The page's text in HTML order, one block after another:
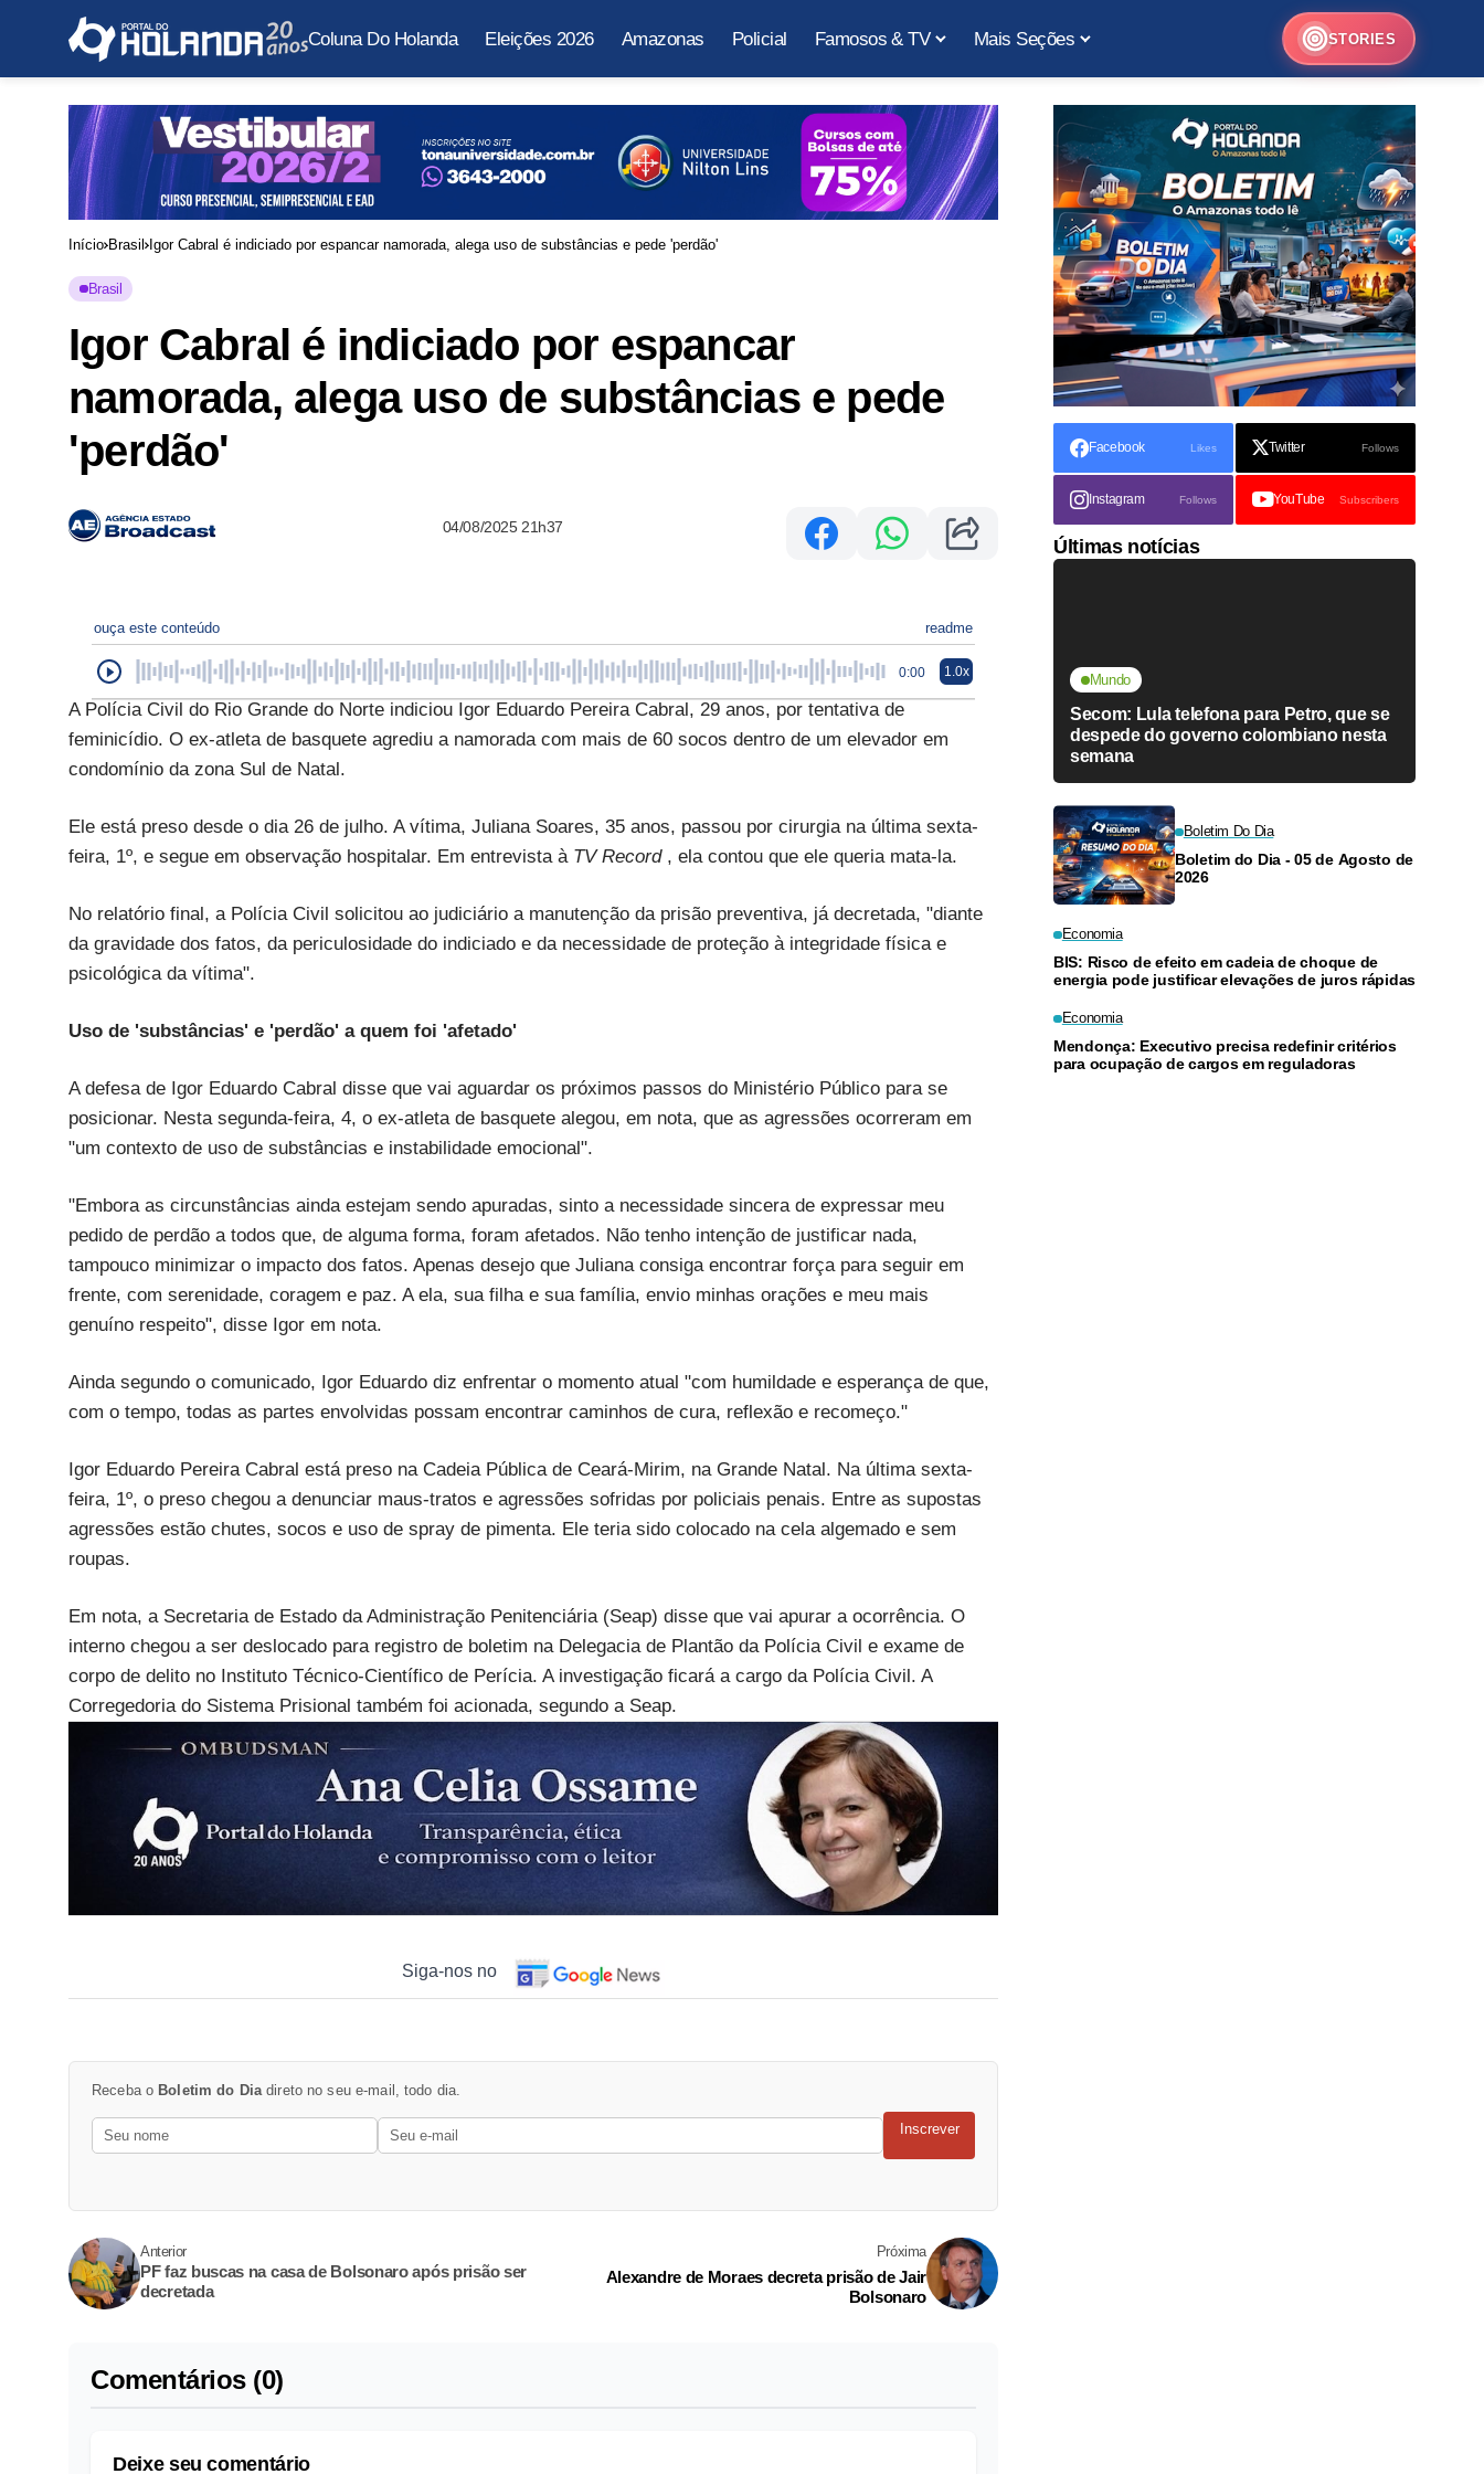
Coluna Do Holanda Eleições 2026 Amazonas Policial Famosos & TV Mais Seções STORIES
Início Brasil Igor Cabral é indiciado por espancar namorada, alega uso de substâncias e pede 'perdão'
Brasil
Igor Cabral é indiciado por espancar
namorada, alega uso de substâncias e pede
'perdão'
04/08/2025 21h37
ouça este conteúdo readme
0:00 1.0x
A Polícia Civil do Rio Grande do Norte indiciou Igor Eduardo Pereira Cabral, 29 anos, por tentativa de
feminicídio. O ex-atleta de basquete agrediu a namorada com mais de 60 socos dentro de um elevador em
condomínio da zona Sul de Natal.
Ele está preso desde o dia 26 de julho. A vítima, Juliana Soares, 35 anos, passou por cirurgia na última sexta-
feira, 1º, e segue em observação hospitalar. Em entrevista à TV Record , ela contou que ele queria mata-la.
No relatório final, a Polícia Civil solicitou ao judiciário a manutenção da prisão preventiva, já decretada, "diante
da gravidade dos fatos, da periculosidade do indiciado e da necessidade de proteção à integridade física e
psicológica da vítima".
Uso de 'substâncias' e 'perdão' a quem foi 'afetado'
A defesa de Igor Eduardo Cabral disse que vai aguardar os próximos passos do Ministério Público para se
posicionar. Nesta segunda-feira, 4, o ex-atleta de basquete alegou, em nota, que as agressões ocorreram em
"um contexto de uso de substâncias e instabilidade emocional".
"Embora as circunstâncias ainda estejam sendo apuradas, sinto a necessidade sincera de expressar meu
pedido de perdão a todos que, de alguma forma, foram afetados. Não tenho intenção de justificar nada,
tampouco minimizar o impacto dos fatos. Apenas desejo que Juliana consiga encontrar força para seguir em
frente, com serenidade, coragem e paz. A ela, sua filha e sua família, envio minhas orações e meu mais
genuíno respeito", disse Igor em nota.
Ainda segundo o comunicado, Igor Eduardo diz enfrentar o momento atual "com humildade e esperança de que,
com o tempo, todas as partes envolvidas possam encontrar caminhos de cura, reflexão e recomeço."
Igor Eduardo Pereira Cabral está preso na Cadeia Pública de Ceará-Mirim, na Grande Natal. Na última sexta-
feira, 1º, o preso chegou a denunciar maus-tratos e agressões sofridas por policiais penais. Entre as supostas
agressões estão chutes, socos e uso de spray de pimenta. Ele teria sido colocado na cela algemado e sem
roupas.
Em nota, a Secretaria de Estado da Administração Penitenciária (Seap) disse que vai apurar a ocorrência. O
interno chegou a ser deslocado para registro de boletim na Delegacia de Plantão da Polícia Civil e exame de
corpo de delito no Instituto Técnico-Científico de Perícia. A investigação ficará a cargo da Polícia Civil. A
Corregedoria do Sistema Prisional também foi acionada, segundo a Seap.
Siga-nos no
Receba o Boletim do Diadireto no seu e-mail, todo dia.
Inscrever
Anterior
PF faz buscas na casa de Bolsonaro após prisão ser
decretada
Próxima
Alexandre de Moraes decreta prisão de Jair
Bolsonaro
Comentários (0)
Deixe seu comentário
Facebook Likes Twitter Follows
Instagram Follows YouTube Subscribers
Últimas notícias
Mundo
Secom: Lula telefona para Petro, que se
despede do governo colombiano nesta
semana
Boletim Do Dia
Boletim do Dia - 05 de Agosto de
2026
Economia
BIS: Risco de efeito em cadeia de choque de
energia pode justificar elevações de juros rápidas
Economia
Mendonça: Executivo precisa redefinir critérios
para ocupação de cargos em reguladoras